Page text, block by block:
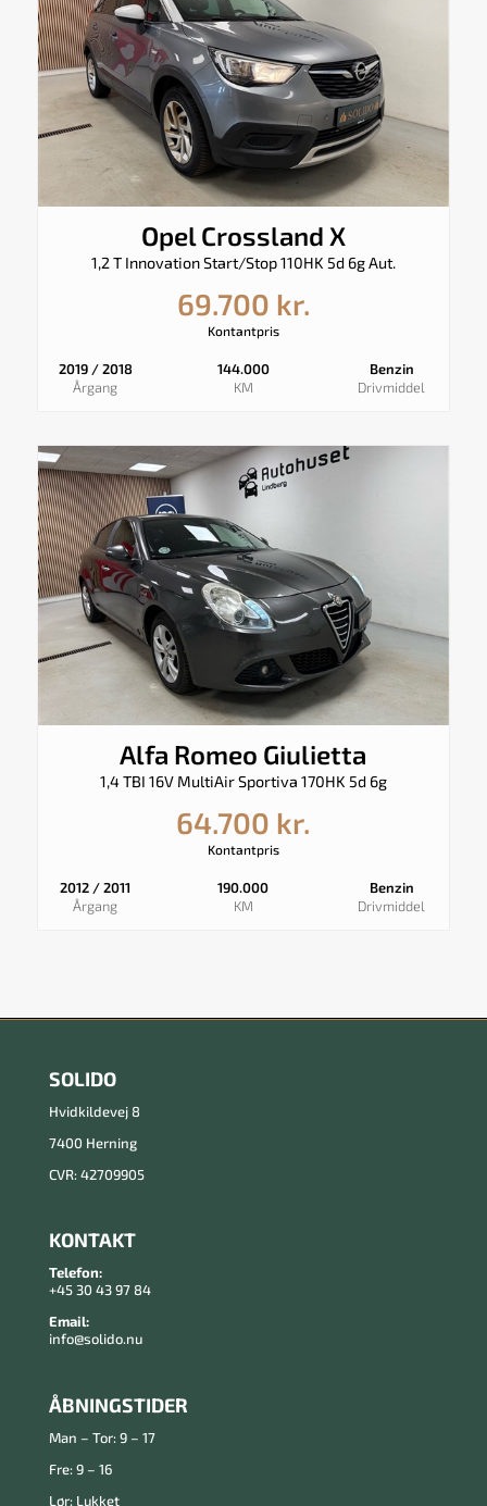
Opel Crossland X
1,2 T Innovation Start/Stop 110HK 5d 6g Aut.
69.700 kr.
Kontantpris
2019 / 2018
Årgang
144.000
KM
Benzin
Drivmiddel
Alfa Romeo Giulietta
1,4 TBI 16V MultiAir Sportiva 170HK 5d 6g
64.700 kr.
Kontantpris
2012 / 2011
Årgang
190.000
KM
Benzin
Drivmiddel
SOLIDO
Hvidkildevej 8
7400 Herning
CVR: 42709905
KONTAKT
Telefon:
+45 30 43 97 84
Email:
info@solido.nu
ÅBNINGSTIDER
Man – Tor: 9 – 17
Fre: 9 – 16
Lør: Lukket